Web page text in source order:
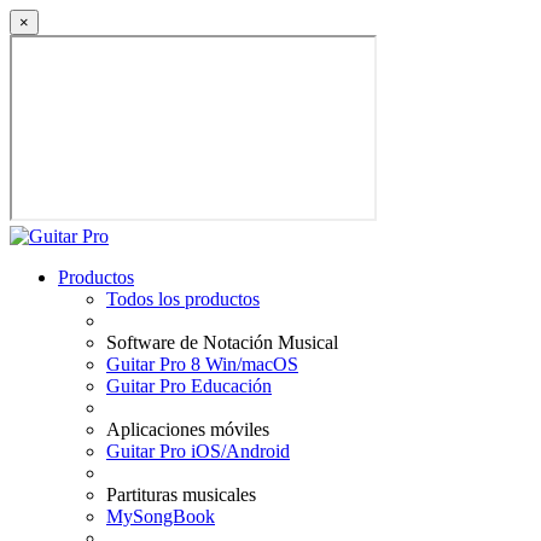
×
Productos
Todos los productos
Software de Notación Musical
Guitar Pro 8 Win/macOS
Guitar Pro Educación
Aplicaciones móviles
Guitar Pro iOS/Android
Partituras musicales
MySongBook